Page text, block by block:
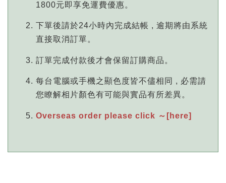
1800元即享免運費優惠。
下單後請於24小時內完成結帳 , 逾期將由系統
直接取消訂單。
訂單完成付款後才會保留訂購商品。
每台電腦或手機之顯色度皆不儘相同 , 必需請
您瞭解相片顏色有可能與實品有所差異。
Overseas order please click ～[here]